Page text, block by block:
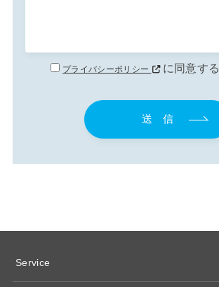
プライバシーポリシー に同意する
Service